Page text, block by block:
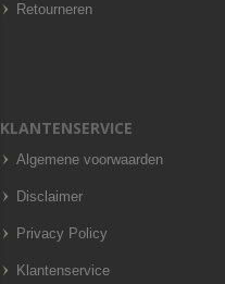
Retourneren
KLANTENSERVICE
Algemene voorwaarden
Disclaimer
Privacy Policy
Klantenservice